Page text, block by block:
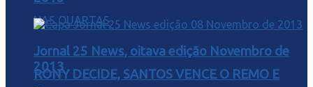
RONY DECIDE, SANTOS VENCE O REMO E
Jornal 25 News, oitava edição Novembro de
2013